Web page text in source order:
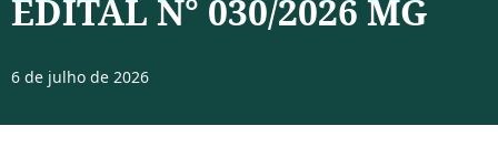
EDITAL N° 030/2026 MG
6 de julho de 2026